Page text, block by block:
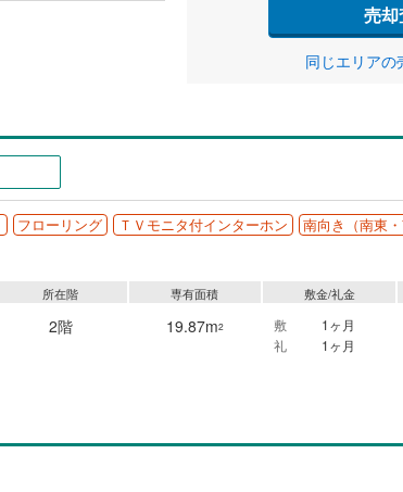
売
同じエリアの
フローリング ＴＶモニタ付インターホン
南向き（南東
敷金/礼金
敷
1ヶ月
礼
1ヶ月
専有面積
19.87m2
所在階
2階